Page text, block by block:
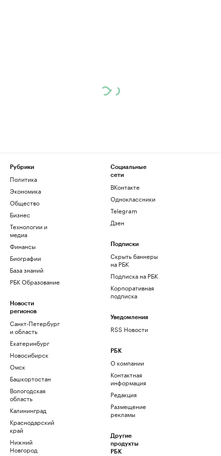
Рубрики
Политика
Экономика
Общество
Бизнес
Технологии и
медиа
Финансы
Биографии
База знаний
РБК Образование
Новости
регионов
Санкт-Петербург
и область
Екатеринбург
Новосибирск
Омск
Башкортостан
Вологодская
область
Калининград
Краснодарский
край
Нижний
Новгород
Социальные
сети
ВКонтакте
Одноклассники
Telegram
Дзен
Подписки
Скрыть баннеры
на РБК
Подписка на РБК
Корпоративная
подписка
Уведомления
RSS Новости
РБК
О компании
Контактная
информация
Редакция
Размещение
рекламы
Другие
продукты
РБК